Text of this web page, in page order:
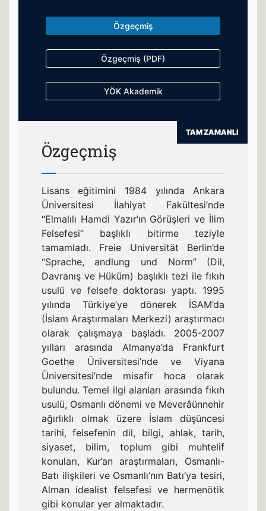
Özgeçmiş
Özgeçmiş (PDF)
YÖK Akademik
TAM ZAMANLI
Özgeçmiş
Lisans eğitimini 1984 yılında Ankara
Üniversitesi İlahiyat Fakültesi’nde
“Elmalılı Hamdi Yazır’ın Görüşleri ve İlim
Felsefesi” başlıklı bitirme teziyle
tamamladı. Freie Universität Berlin’de
“Sprache, andlung und Norm” (Dil,
Davranış ve Hüküm) başlıklı tezi ile fıkıh
usulü ve felsefe doktorası yaptı. 1995
yılında Türkiye’ye dönerek İSAM’da
(İslam Araştırmaları Merkezi) araştırmacı
olarak çalışmaya başladı. 2005-2007
yılları arasında Almanya’da Frankfurt
Goethe Üniversitesi’nde ve Viyana
Üniversitesi’nde misafir hoca olarak
bulundu. Temel ilgi alanları arasında fıkıh
usulü, Osmanlı dönemi ve Meverâünnehir
ağırlıklı olmak üzere İslam düşüncesi
tarihi, felsefenin dil, bilgi, ahlak, tarih,
siyaset, bilim, toplum gibi muhtelif
konuları, Kur’an araştırmaları, Osmanlı-
Batı ilişkileri ve Osmanlı’nın Batı’ya tesiri,
Alman idealist felsefesi ve hermenötik
gibi konular yer almaktadır.